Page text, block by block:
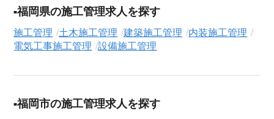
たこだわり条件での絞り込み検索も可能です。
この建築施工管理の求人にご興味をお持ちの方はもちろん、
「まずは相談から始めたい」という方も、ぜひお気軽に
福岡県の施工管理求人を探す
施工管理 土木施工管理 建築施工管理
内装施工管理
電気工事施工管理
設備施工管理
福岡市の施工管理求人を探す